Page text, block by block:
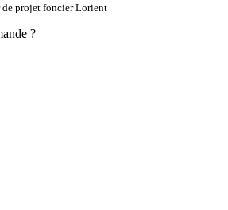
de projet foncierLorient
?